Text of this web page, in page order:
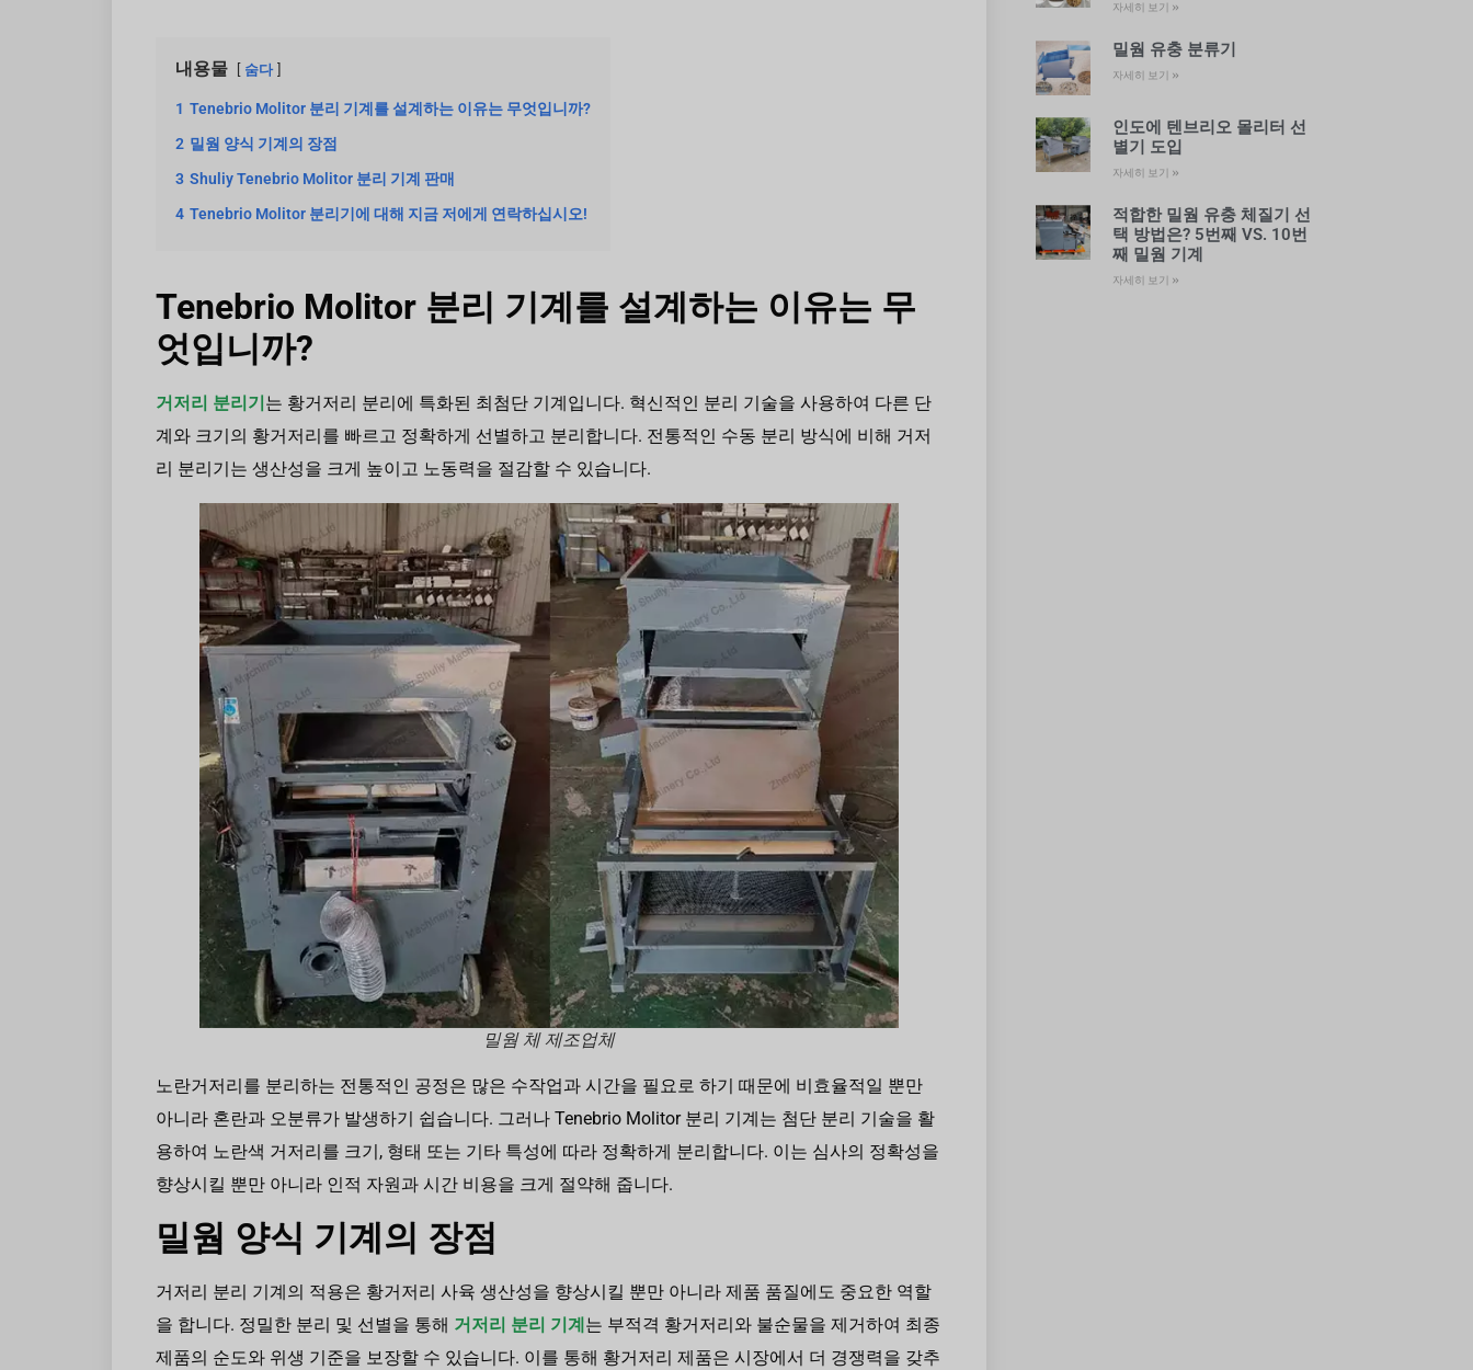
내용물 숨다
1 Tenebrio Molitor 분리 기계를 설계하는 이유는 무엇입니까?
2 밀웜 양식 기계의 장점
3 Shuliy Tenebrio Molitor 분리 기계 판매
4 Tenebrio Molitor 분리기에 대해 지금 저에게 연락하십시오!
Tenebrio Molitor 분리 기계를 설계하는 이유는 무
엇입니까?
거저리 분리기는 황거저리 분리에 특화된 최첨단 기계입니다. 혁신적인 분리 기술을 사용하여 다른 단
계와 크기의 황거저리를 빠르고 정확하게 선별하고 분리합니다. 전통적인 수동 분리 방식에 비해 거저
리 분리기는 생산성을 크게 높이고 노동력을 절감할 수 있습니다.
밀웜 체 제조업체
노란거저리를 분리하는 전통적인 공정은 많은 수작업과 시간을 필요로 하기 때문에 비효율적일 뿐만
아니라 혼란과 오분류가 발생하기 쉽습니다. 그러나 Tenebrio Molitor 분리 기계는 첨단 분리 기술을 활
용하여 노란색 거저리를 크기, 형태 또는 기타 특성에 따라 정확하게 분리합니다. 이는 심사의 정확성을
향상시킬 뿐만 아니라 인적 자원과 시간 비용을 크게 절약해 줍니다.
밀웜 양식 기계의 장점
거저리 분리 기계의 적용은 황거저리 사육 생산성을 향상시킬 뿐만 아니라 제품 품질에도 중요한 역할
을 합니다. 정밀한 분리 및 선별을 통해 거저리 분리 기계 는 부적격 황거저리와 불순물을 제거하여 최종
제품의 순도와 위생 기준을 보장할 수 있습니다. 이를 통해 황거저리 제품은 시장에서 더 경쟁력을 갖추
자세히 보기 »
밀웜 유충 분류기
자세히 보기 »
인도에 텐브리오 몰리터 선
별기 도입
자세히 보기 »
적합한 밀웜 유충 체질기 선
택 방법은? 5번째 VS. 10번
째 밀웜 기계
자세히 보기 »